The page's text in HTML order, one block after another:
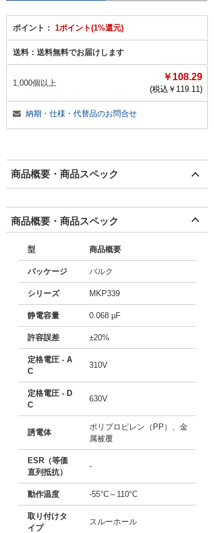
ポイント： 1ポイント(1%還元)
送料： 送料無料でお届けします
1,000個以上
￥108.29
(税込￥ 119.11)
納期・仕様・代替品のお問合せ
商品概要・商品スペック
商品概要・商品スペック
型 商品概要
パッケージ バルク
シリーズ MKP339
静電容量 0.068 µF
許容誤差 ±20%
定格電圧 - A
C
310V
定格電圧 - D
C
630V
誘電体
ポリプロピレン（PP）、金
属被覆
ESR（等価
直列抵抗）
-
動作温度 -55°C～110°C
取り付けタ
イプ
スルーホール